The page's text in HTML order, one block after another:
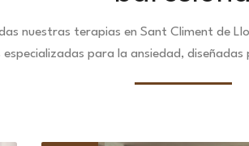
nuestras terapias en Sant Climent de
para la ansiedad,